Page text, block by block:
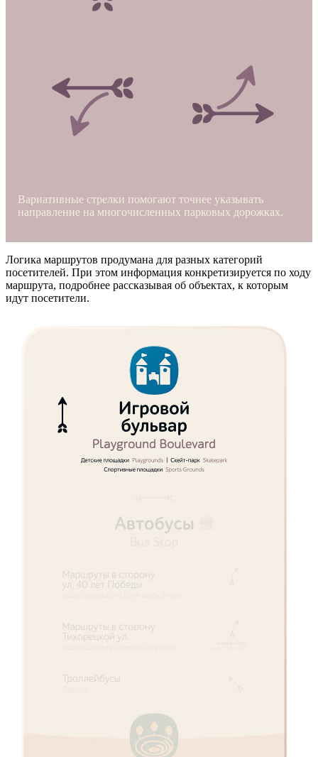
Вариативные стрелки помогают точнее указывать
направление на многочисленных парковых дорожках.
Логика маршрутов продумана для разных категорий
посетителей. При этом информация конкретизируется по ходу
маршрута, подробнее рассказывая об объектах, к которым
идут посетители.